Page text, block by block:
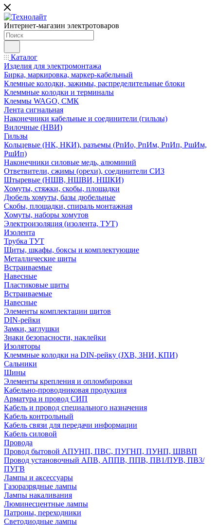
Интернет-магазин электротоваров
Каталог
Изделия для электромонтажа
Бирка, маркировка, маркер-кабельный
Клемные колодки, зажимы, распределительные блоки
Клеммные колодки и терминалы
Клеммы WAGO, СМК
Лента сигнальная
Наконечники кабельные и соединители (гильзы)
Вилочные (НВИ)
Гильзы
Кольцевые (НК, НКИ), разъемы (РпИо, РпИм, РпИп, РшИм,
РшИп)
Наконечники силовые медь, алюминий
Ответвители, сжимы (орехи), соединители СИЗ
Штыревые (НШВ, НШВИ, НШКИ)
Хомуты, стяжки, скобы, площадки
Дюбель хомуты, базы дюбельные
Скобы, площадки, спираль монтажная
Хомуты, наборы хомутов
Электроизоляция (изолента, ТУТ)
Изолента
Трубка ТУТ
Щиты, шкафы, боксы и комплектующие
Металлические щиты
Встраиваемые
Навесные
Пластиковые щиты
Встраиваемые
Навесные
Элементы комплектации щитов
DIN-рейки
Замки, заглушки
Знаки безопасности, наклейки
Изоляторы
Клеммные колодки на DIN-рейку (JXB, ЗНИ, КПИ)
Сальники
Шины
Элементы крепления и опломбировки
Кабельно-проводниковая продукция
Арматура и провод СИП
Кабель и провод специального назначения
Кабель контрольный
Кабель связи для передачи информации
Кабель силовой
Провода
Провод бытовой АПУНП, ПВС, ПУГНП, ПУНП, ШВВП
Провод установочный АПВ, АППВ, ППВ, ПВ1/ПУВ, ПВ3/
ПУГВ
Лампы и аксессуары
Газоразрядные лампы
Лампы накаливания
Люминесцентные лампы
Патроны, переходники
Светодиодные лампы